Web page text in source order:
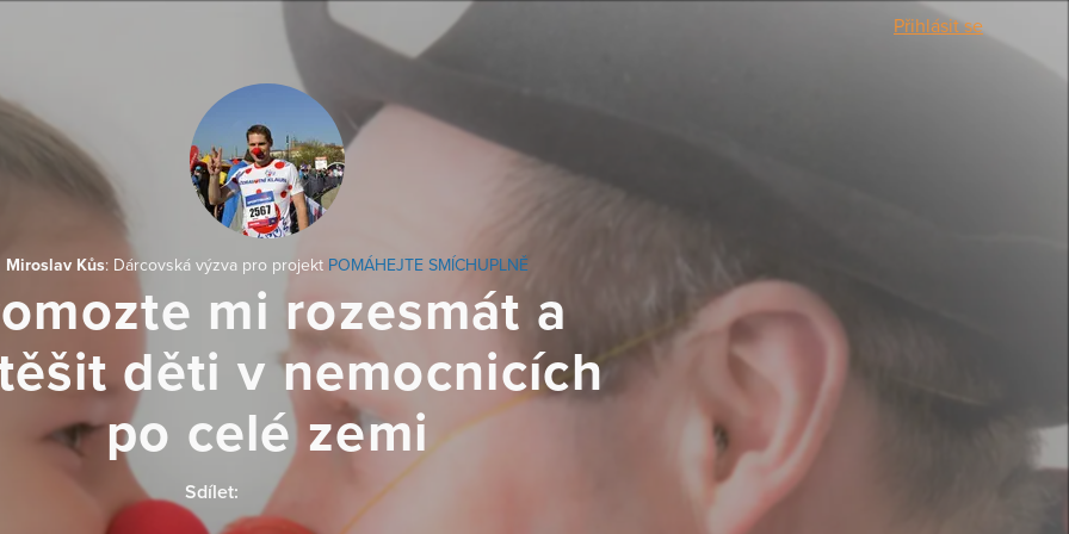
Přihlásit se
Miroslav Kůs: Dárcovská výzva pro projekt POMÁHEJTE SMÍCHUPLNĚ
mi rozesmát a
děti v nemocnicích
po celé zemi
Sdílet: